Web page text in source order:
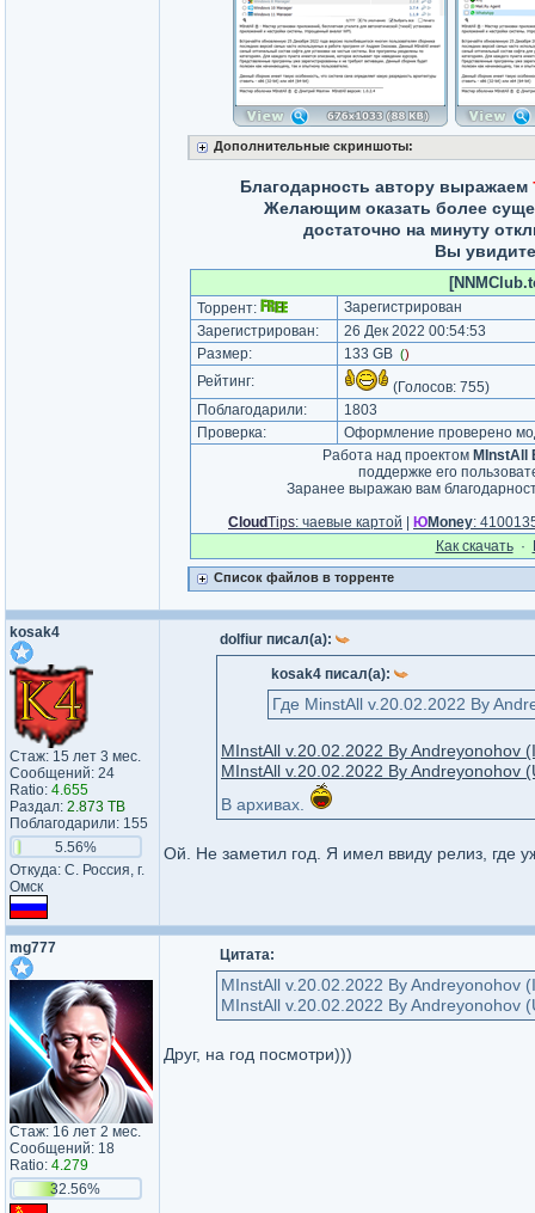
Дополнительные скриншоты:
Благодарность автору выражаем
Желающим оказать более
достаточно на минуту
Вы
Торрент:
Зарегистрирован
Зарегистрирован:
26 Дек 2022 00:54:53
Размер:
133 GB ()
Рейтинг: (Голосов: 755)
Поблагодарили:
1803
Проверка:
Оформление проверено
Работа над проектом MInstAll
поддержке его
Заранее выражаю вам
CloudTips: чаевые картой ЮMoney:
Как cкачать·
Список файлов в торренте
kosak4
Стаж: 15 лет 3 мес.
Сообщений: 24
Ratio: 4.655
Раздал: 2.873 TB
Поблагодарили: 155
5.56%
Откуда: С. Россия, г.
Омск
dolfiur писал(а):
kosak4 писал(а):
Где MinstAll v.20.02.2022 By
MInstAll v.20.02.2022 By Andreyonohov
MInstAll v.20.02.2022 By Andreyonohov
В архивах.
Ой. Не заметил год. Я имел ввиду релиз, где
mg777
Стаж: 16 лет 2 мес.
Сообщений: 18
Ratio: 4.279
32.56%
Цитата:
MInstAll v.20.02.2022 By Andreyonohov
MInstAll v.20.02.2022 By Andreyonohov
Друг, на год посмотри)))